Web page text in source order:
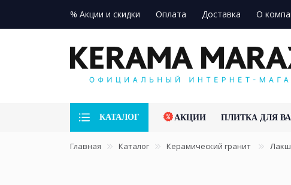
% Акции и скидки Оплата Доставка О
КАТАЛОГ АКЦИИ ПЛИТКА ДЛЯ
Главная Каталог Керамический гранит